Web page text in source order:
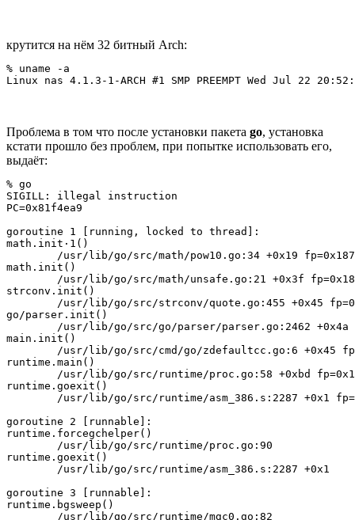
крутится на нём 32 битный Arch:
% uname -a
Linux nas 4.1.3-1-ARCH #1 SMP PREEMPT Wed Jul 22
Проблема в том что после установки пакета go, установка
кстати прошло без проблем, при попытке использовать его,
выдаёт:
% go
SIGILL: illegal instruction
PC=0x81f4ea9
goroutine 1 [running, locked to thread]:
math.init·1()
math.init()
strconv.init()
go/parser.init()
main.init()
runtime.main()
runtime.goexit()
goroutine 2 [runnable]:
runtime.forcegchelper()
runtime.goexit()
goroutine 3 [runnable]:
runtime.bgsweep()